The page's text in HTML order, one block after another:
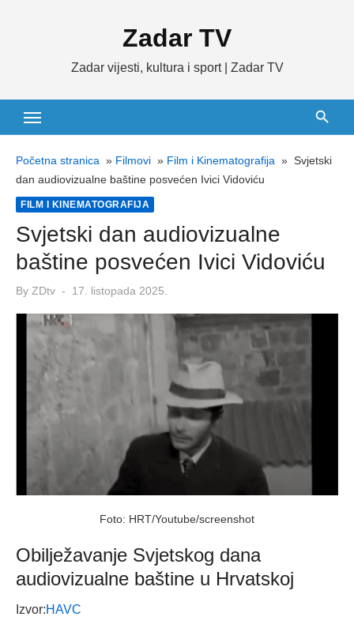
Zadar TV
Zadar vijesti, kultura i sport | Zadar TV
Početna stranica » Filmovi » Film i Kinematografija » Svjetski
dan audiovizualne baštine posvećen Ivici Vidoviću
FILM I KINEMATOGRAFIJA
Svjetski dan audiovizualne
baštine posvećen Ivici Vidoviću
By ZDtv
Posted
17. listopada 2025.
Foto: HRT/Youtube/screenshot
Obilježavanje Svjetskog dana
audiovizualne baštine u Hrvatskoj
Izvor:HAVC